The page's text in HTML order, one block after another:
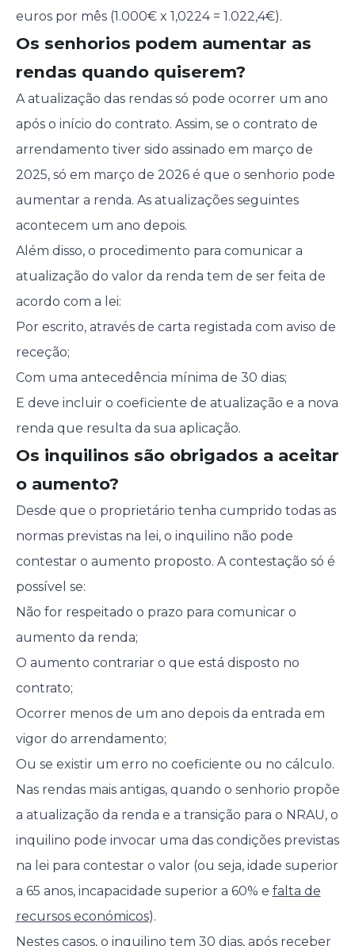
euros por mês (1.000€ x 1,0224 = 1.022,4€).
Os senhorios podem aumentar as
rendas quando quiserem?
A atualização das rendas só pode ocorrer um ano
após o início do contrato. Assim, se o contrato de
arrendamento tiver sido assinado em março de
2025, só em março de 2026 é que o senhorio pode
aumentar a renda. As atualizações seguintes
acontecem um ano depois.
Além disso, o procedimento para comunicar a
atualização do valor da renda tem de ser feita de
acordo com a lei:
Por escrito, através de carta registada com aviso de
receção;
Com uma antecedência mínima de 30 dias;
E deve incluir o coeficiente de atualização e a nova
renda que resulta da sua aplicação.
Os inquilinos são obrigados a aceitar
o aumento?
Desde que o proprietário tenha cumprido todas as
normas previstas na lei, o inquilino não pode
contestar o aumento proposto. A contestação só é
possível se:
Não for respeitado o prazo para comunicar o
aumento da renda;
O aumento contrariar o que está disposto no
contrato;
Ocorrer menos de um ano depois da entrada em
vigor do arrendamento;
Ou se existir um erro no coeficiente ou no cálculo.
Nas rendas mais antigas, quando o senhorio propõe
a atualização da renda e a transição para o NRAU, o
inquilino pode invocar uma das condições previstas
na lei para contestar o valor (ou seja, idade superior
a 65 anos, incapacidade superior a 60% e falta de
recursos económicos).
Nestes casos, o inquilino tem 30 dias, após receber